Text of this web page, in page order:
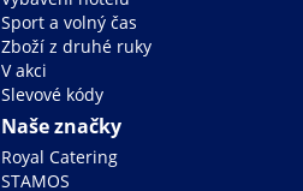
Sport a volný čas
Zboží z druhé ruky
V akci
Slevové kódy
Naše značky
Royal Catering
STAMOS